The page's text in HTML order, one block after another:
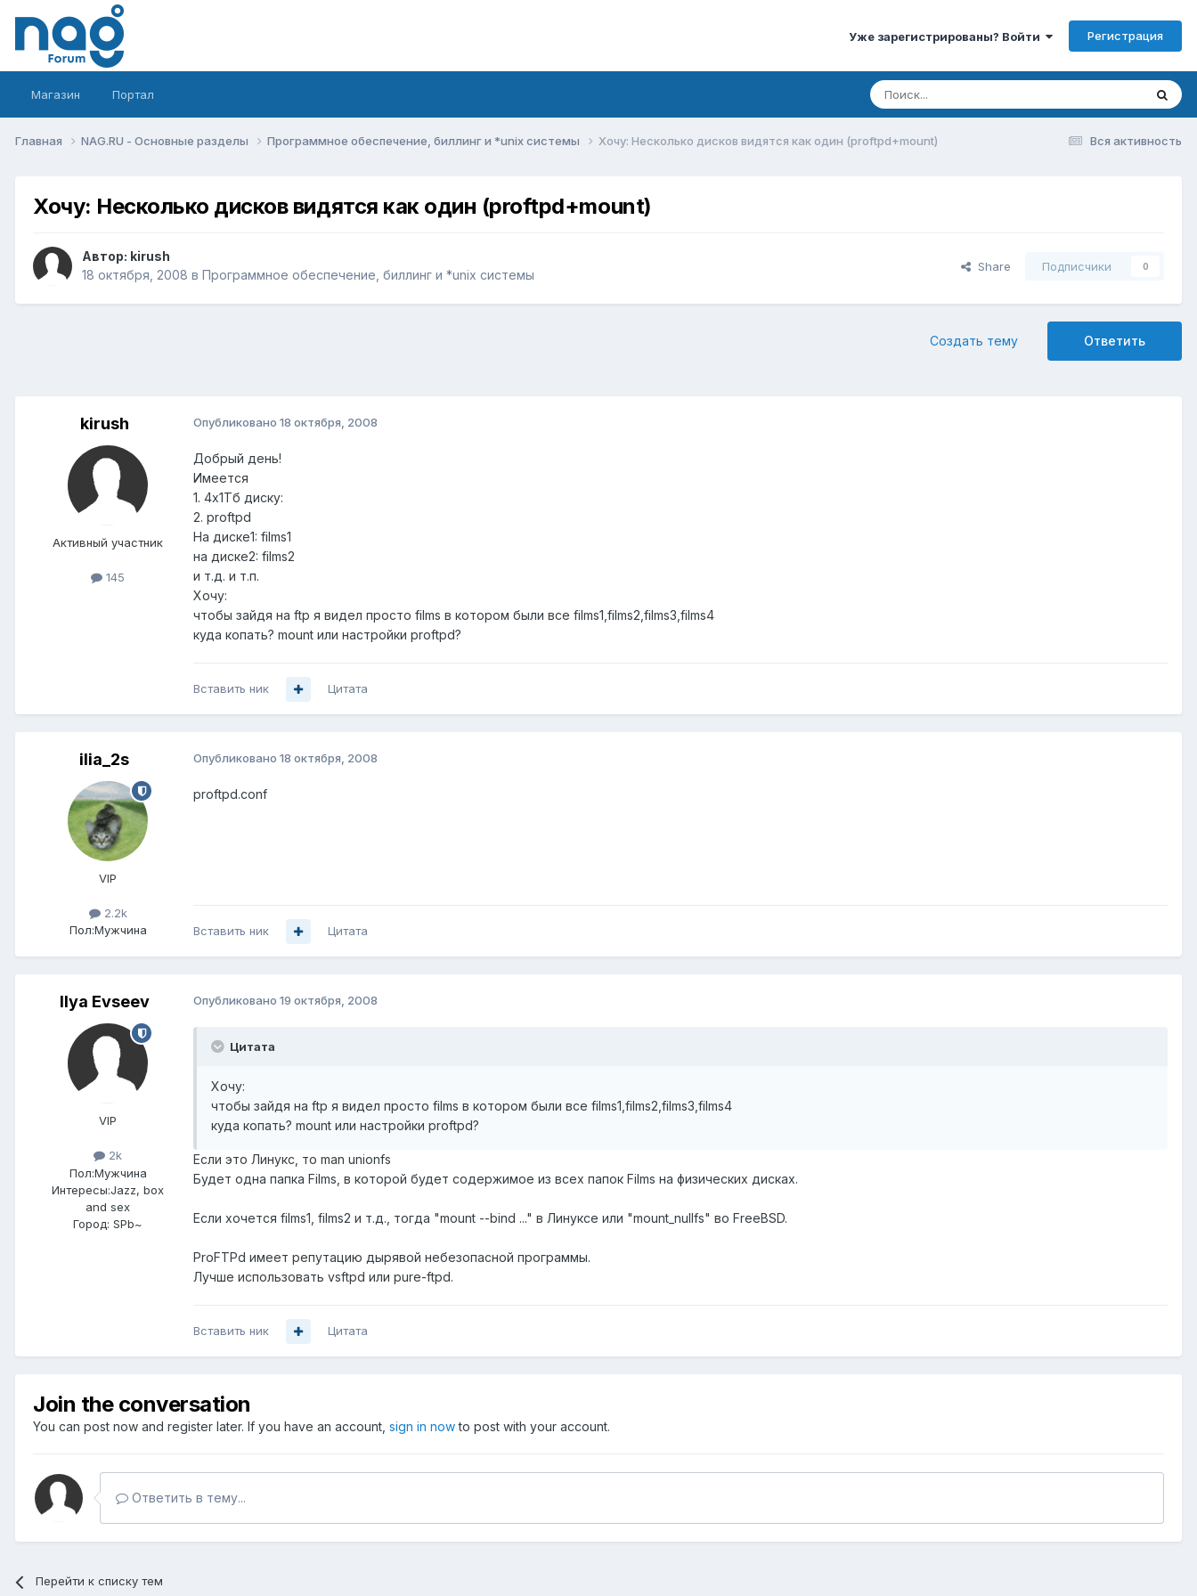
Уже зарегистрированы? Войти Регистрация
Магазин Портал
Вся активность
Главная NAG.RU - Основные разделы Программное обеспечение, биллинг и *unix системы Хочу: Несколько дисков видятся как один (proftpd+mount)
Хочу: Несколько дисков видятся как один (proftpd+mount)
Автор: kirush
18 октября, 2008 в Программное обеспечение, биллинг и *unix системы
Share Подписчики 0
Ответить
Создать тему
kirush
Активный участник
145
Опубликовано 18 октября, 2008
Добрый день!
Имеется
1. 4х1Тб диску:
2. proftpd
На диске1: films1
на диске2: films2
и т.д. и т.п.
Хочу:
чтобы зайдя на ftp я видел просто films в котором были все films1,films2,films3,films4
куда копать? mount или настройки proftpd?
Вставить ник Цитата
ilia_2s
VIP
2.2k
Пол:Мужчина
Опубликовано 18 октября, 2008
proftpd.conf
Вставить ник Цитата
Ilya Evseev
VIP
2k
Пол:Мужчина
Интересы:Jazz, box
and sex
Город: SPb~
Опубликовано 19 октября, 2008
Цитата
Хочу:
чтобы зайдя на ftp я видел просто films в котором были все films1,films2,films3,films4
куда копать? mount или настройки proftpd?
Если это Линукс, то man unionfs
Будет одна папка Films, в которой будет содержимое из всех папок Films на физических дисках.
Если хочется films1, films2 и т.д., тогда "mount --bind ..." в Линуксе или "mount_nullfs" во FreeBSD.
ProFTPd имеет репутацию дырявой небезопасной программы.
Лучше использовать vsftpd или pure-ftpd.
Вставить ник Цитата
Join the conversation
You can post now and register later. If you have an account, sign in nowto post with your account.
Ответить в тему...
Перейти к списку тем